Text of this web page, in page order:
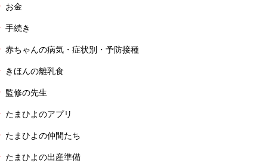
お金
手続き
赤ちゃんの病気・症状別・予防接種
きほんの離乳食
監修の先生
たまひよのアプリ
たまひよの仲間たち
たまひよの出産準備